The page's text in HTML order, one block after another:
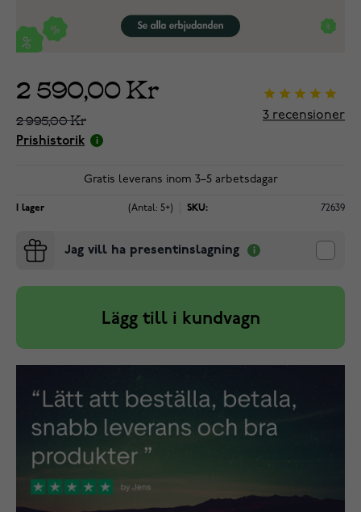
2 590,00 Kr
2 995,00 Kr
Prishistorik
3 recensioner
Gratis leverans inom 3–5 arbetsdagar
I lager (Antal: 5+) SKU: 72639
Jag vill ha presentinslagning
Lägg till i kundvagn